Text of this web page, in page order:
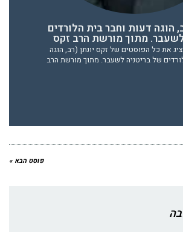
הוגה דעות וחבר בית הלורדים
מתוך מורשת הרב זקס
את כל הפוסטים של זקס יונתן (רב, הוגה
של בריטניה לשעבר. מתוך מורשת הרב
פוסט הבא »